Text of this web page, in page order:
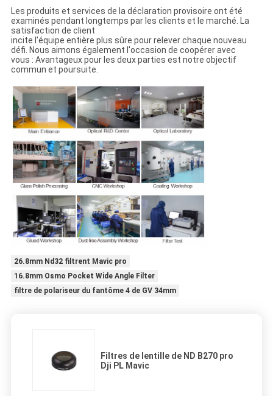
Les produits et services de la déclaration provisoire ont été
examinés pendant longtemps par les clients et le marché. La
satisfaction de client
incite l'équipe entière plus sûre pour relever chaque nouveau
défi. Nous aimons également l'occasion de coopérer avec
vous : Avantageux pour les deux parties est notre objectif
commun et poursuite.
26.8mm Nd32 filtrent Mavic pro
16.8mm Osmo Pocket Wide Angle Filter
filtre de polariseur du fantôme 4 de GV 34mm
Filtres de lentille de ND B270 pro
Dji PL Mavic